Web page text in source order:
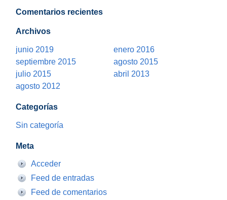
Comentarios recientes
Archivos
junio 2019
enero 2016
septiembre 2015
agosto 2015
julio 2015
abril 2013
agosto 2012
Categorías
Sin categoría
Meta
Acceder
Feed de entradas
Feed de comentarios